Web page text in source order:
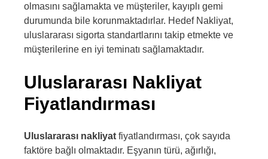
olmasını sağlamakta ve müşteriler, kayıplı gemi
durumunda bile korunmaktadırlar. Hedef Nakliyat,
uluslararası sigorta standartlarını takip etmekte ve
müşterilerine en iyi teminatı sağlamaktadır.
Uluslararası Nakliyat
Fiyatlandırması
Uluslararası nakliyat fiyatlandırması, çok sayıda
faktöre bağlı olmaktadır. Eşyanın türü, ağırlığı,